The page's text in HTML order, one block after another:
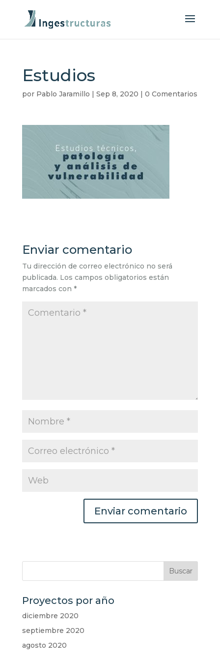
Estudios
por Pablo Jaramillo | Sep 8, 2020 | 0 Comentarios
Enviar comentario
Tu dirección de correo electrónico no será
publicada. Los campos obligatorios están
marcados con *
Proyectos por año
diciembre 2020
septiembre 2020
agosto 2020